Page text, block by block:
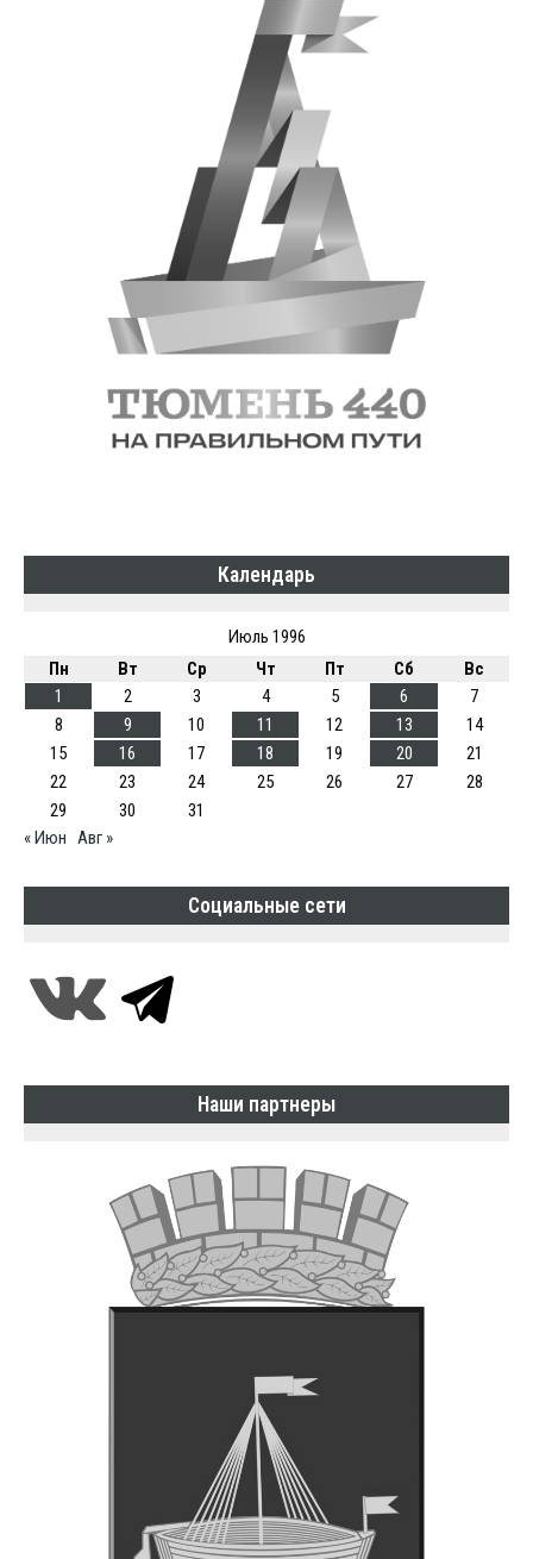
Календарь
Июль 1996
Пн
Вт Ср Чт Пт Сб
Вс
1
2 3 4 5 6
7
8
9 10 11 12 13
14
15
16 17 18 19 20
21
22
23 24 25 26 27
28
29
30
31
« Июн Авг »
Социальные сети
Наши партнеры